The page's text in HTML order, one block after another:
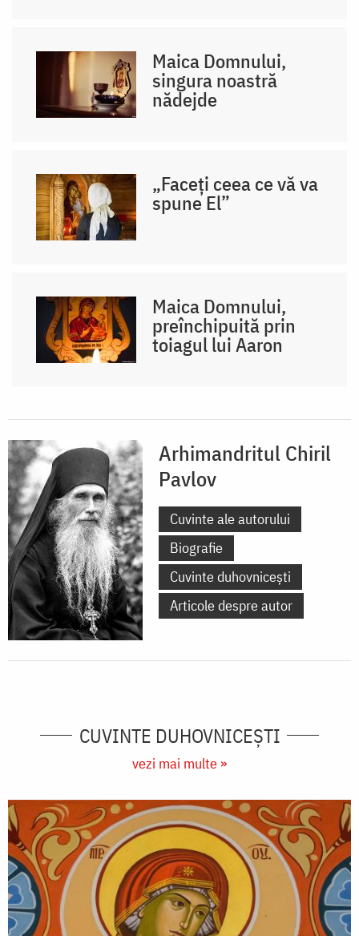
Maica Domnului,
singura noastră
nădejde
„Faceți ceea ce vă va
spune El”
Maica Domnului,
preînchipuită prin
toiagul lui Aaron
Arhimandritul Chiril
Pavlov
Cuvinte ale autorului
Biografie
Cuvinte duhovnicești
Articole despre autor
CUVINTE DUHOVNICEȘTI
vezi mai multe »